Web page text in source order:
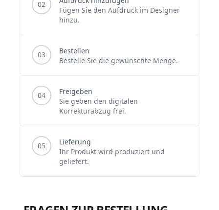
02
Fügen Sie den Aufdruck im Designer
hinzu.
03
Bestellen
Bestelle Sie die gewünschte Menge.
04
Freigeben
Sie geben den digitalen
Korrekturabzug frei.
05
Lieferung
Ihr Produkt wird produziert und
geliefert.